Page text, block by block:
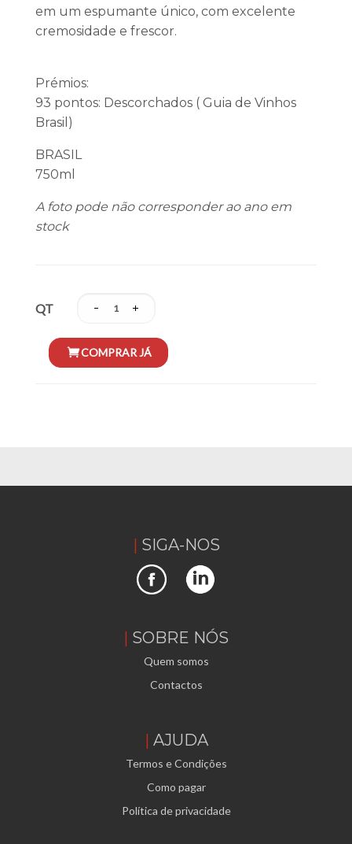
em um espumante único, com excelente
cremosidade e frescor.
Prémios:
93 pontos: Descorchados ( Guia de Vinhos
Brasil)
BRASIL
750ml
A foto pode não corresponder ao ano em
stock
QT
SIGA-NOS
SOBRE NÓS
Quem somos
Contactos
AJUDA
Termos e Condições
Como pagar
Política de privacidade